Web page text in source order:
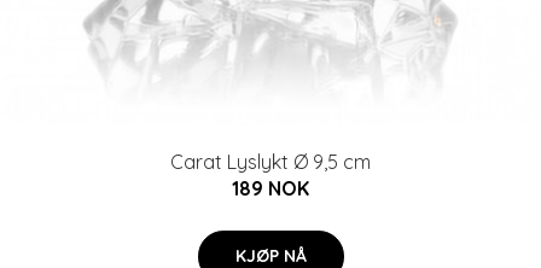
Carat Lyslykt Ø 9,5 cm
189 NOK
KJØP NÅ